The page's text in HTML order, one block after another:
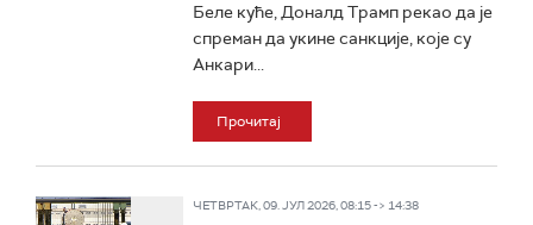
Беле куће, Доналд Трамп рекао да је
спреман да укине санкције, које су
Анкари...
Прочитај
ЧЕТВРТАК, 09. ЈУЛ 2026, 08:15 -> 14:38